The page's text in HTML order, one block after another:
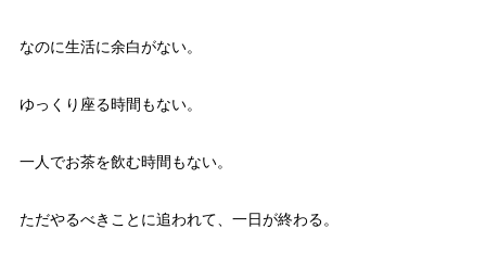
なのに生活に余白がない。
ゆっくり座る時間もない。
一人でお茶を飲む時間もない。
ただやるべきことに追われて、一日が終わる。